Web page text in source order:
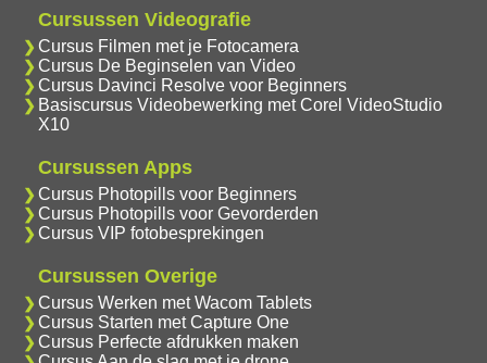
Cursussen Videografie
Cursus Filmen met je Fotocamera
Cursus De Beginselen van Video
Cursus Davinci Resolve voor Beginners
Basiscursus Videobewerking met Corel VideoStudio
X10
Cursussen Apps
Cursus Photopills voor Beginners
Cursus Photopills voor Gevorderden
Cursus VIP fotobesprekingen
Cursussen Overige
Cursus Werken met Wacom Tablets
Cursus Starten met Capture One
Cursus Perfecte afdrukken maken